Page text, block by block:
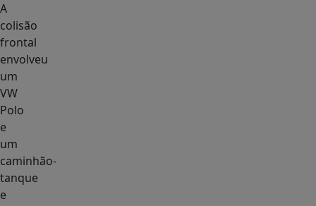
A
colisão
frontal
envolveu
um
VW
Polo
e
um
caminhão-
tanque
e